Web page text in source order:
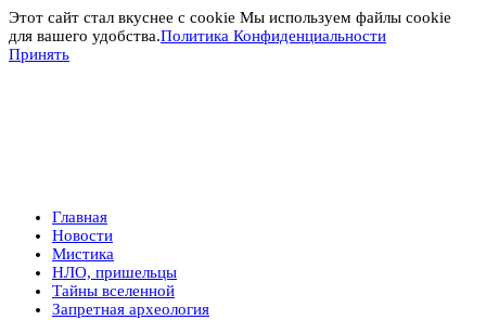
Этот сайт стал вкуснее с cookie Мы используем файлы cookie
для вашего удобства.Политика Конфиденциальности
Принять
Главная
Новости
Мистика
НЛО, пришельцы
Тайны вселенной
Запретная археология